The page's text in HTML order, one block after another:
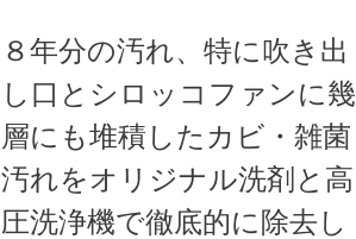
８年分の汚れ、特に吹き出
し口とシロッコファンに幾
層にも堆積したカビ・雑菌
汚れをオリジナル洗剤と高
圧洗浄機で徹底的に除去し